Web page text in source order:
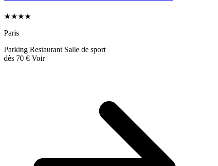
★★★★
Paris
Parking Restaurant Salle de sport
dès 70 € Voir